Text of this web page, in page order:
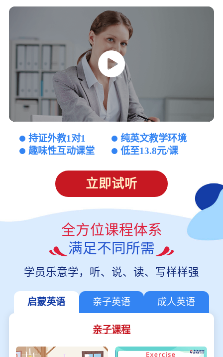
持证外教1对1
纯英文教学环境
趣味性互动课堂
低至13.8元/课
立即试听
全方位课程体系
满足不同所需
学员乐意学，听、说、读、写样样强
启蒙英语 亲子英语 成人英语
亲子课程